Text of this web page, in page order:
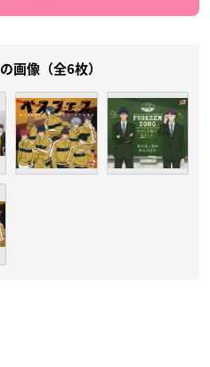
画像（全6枚）